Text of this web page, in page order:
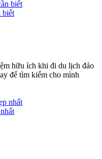
biết
hữu ích khi đi du lịch đảo
để tìm kiếm cho mình